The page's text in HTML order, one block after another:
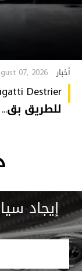
أخبار 07, 2026
للطريق بق...
إيجاد